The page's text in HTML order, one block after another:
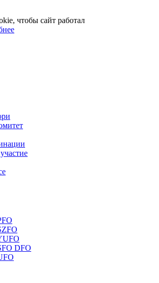
чтобы сайт работал
DFO